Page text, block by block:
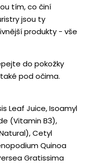
tím, co činí
jsou ty
produkty - vše
do pokožky
pod očima.
Leaf Juice, Isoamyl
(Vitamin B3),
Cetyl
Quinoa
Gratissima